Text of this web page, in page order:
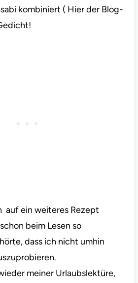
kombiniert ( Hier der Blog-
auf ein weiteres Rezept
beim Lesen so
dass ich nicht umhin
meiner Urlaubslektüre,